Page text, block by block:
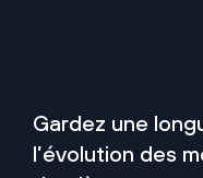
Gardez une
l’évolution des